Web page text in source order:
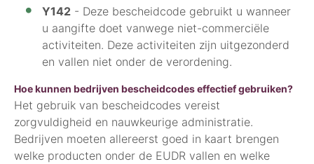
Y142 - Deze bescheidcode gebruikt u wanneer
u aangifte doet vanwege niet-commerciële
activiteiten. Deze activiteiten zijn uitgezonderd
en vallen niet onder de verordening.
Hoe kunnen bedrijven bescheidcodes effectief gebruiken?
Het gebruik van bescheidcodes vereist
zorgvuldigheid en nauwkeurige administratie.
Bedrijven moeten allereerst goed in kaart brengen
welke producten onder de EUDR vallen en welke